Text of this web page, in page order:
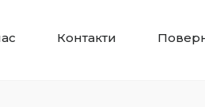
Контакти